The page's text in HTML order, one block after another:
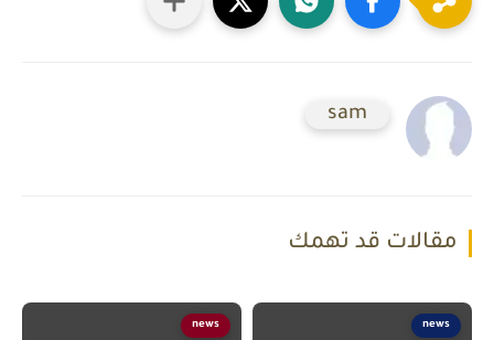
sam
مقالات قد تهمك
news
news